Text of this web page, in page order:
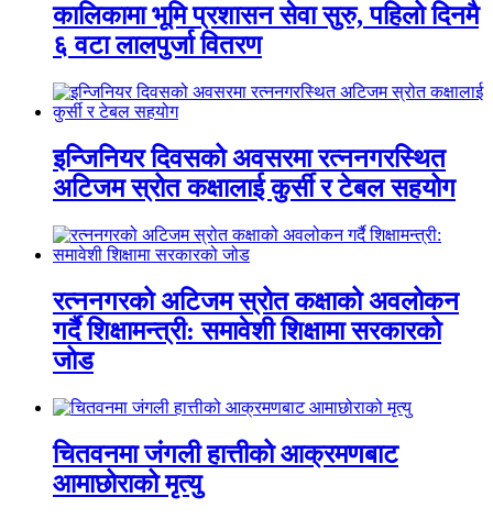
कालिकामा भूमि प्रशासन सेवा सुरु, पहिलो दिनमै
६ वटा लालपुर्जा वितरण
इन्जिनियर दिवसको अवसरमा रत्ननगरस्थित
अटिजम स्रोत कक्षालाई कुर्सी र टेबल सहयोग
रत्ननगरको अटिजम स्रोत कक्षाको अवलोकन
गर्दै शिक्षामन्त्री: समावेशी शिक्षामा सरकारको
जोड
चितवनमा जंगली हात्तीको आक्रमणबाट
आमाछोराको मृत्यु